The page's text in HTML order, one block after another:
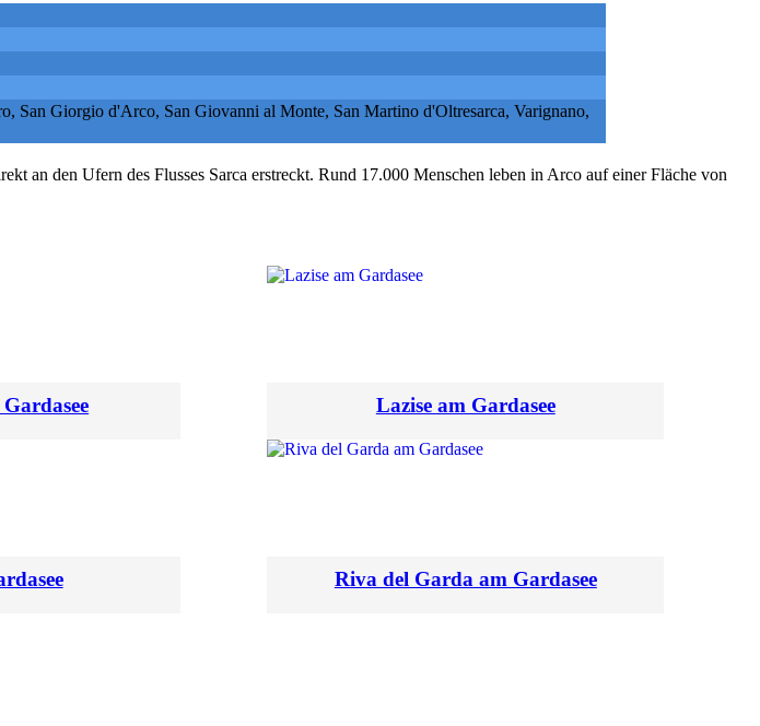
San Giorgio d'Arco, San Giovanni al Monte, San Martino d'Oltresarca, Varignano,
an den Ufern des Flusses Sarca erstreckt. Rund 17.000 Menschen leben in Arco auf einer Fläche von
Lazise am Gardasee
Riva del Garda am Gardasee